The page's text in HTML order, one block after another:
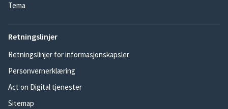
Tema
Retningslinjer
Retningslinjer for informasjonskapsler
Personvernerklæring
Act on Digital tjenester
Sitemap